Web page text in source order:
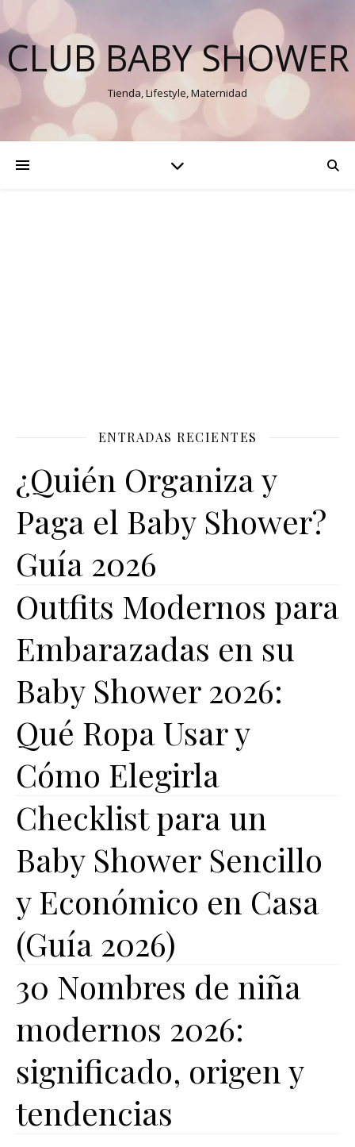
CLUB BABY SHOWER
Tienda, Lifestyle, Maternidad
ENTRADAS RECIENTES
¿Quién Organiza y
Paga el Baby Shower?
Guía 2026
Outfits Modernos para
Embarazadas en su
Baby Shower 2026:
Qué Ropa Usar y
Cómo Elegirla
Checklist para un
Baby Shower Sencillo
y Económico en Casa
(Guía 2026)
30 Nombres de niña
modernos 2026:
significado, origen y
tendencias